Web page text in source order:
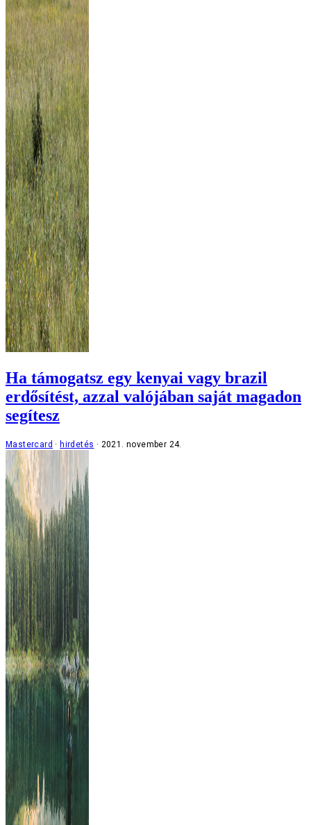
Ha támogatsz egy kenyai vagy brazil
erdősítést, azzal valójában saját magadon
segítesz
Mastercard hirdetés 2021. november 24.